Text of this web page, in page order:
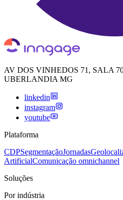
AV DOS VINHEDOS 71, SALA
UBERLANDIA MG
linkedin
instagram
youtube
Plataforma
CDPSegmentaçãoJornadas
ArtificialComunicação omnichannel
Soluções
Por indústria